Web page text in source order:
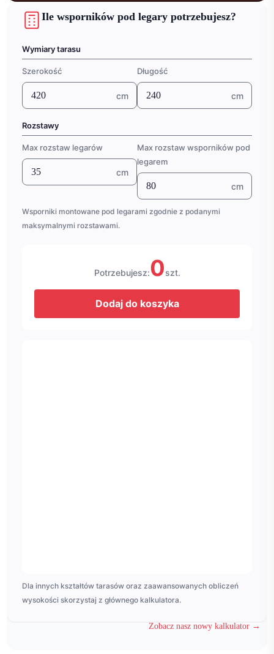
Ile wsporników pod legary potrzebujesz?
Wymiary tarasu
Szerokość
cm
Długość
cm
Rozstawy
Max rozstaw legarów
cm
Max rozstaw wsporników pod
legarem
cm
Wsporniki montowane pod legarami zgodnie z podanymi
maksymalnymi rozstawami.
Potrzebujesz:0szt.
Dodaj do koszyka
Dla innych kształtów tarasów oraz zaawansowanych obliczeń
wysokości skorzystaj z głównego kalkulatora.
Zobacz nasz nowy kalkulator →